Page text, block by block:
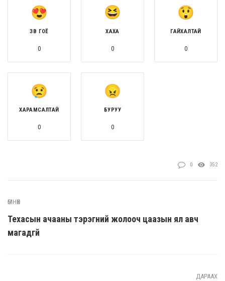
ЗӨВ ГОЁ
0
ХАХА
0
ГАЙХАЛТАЙ
0
ХАРАМСАЛТАЙ
0
БУРУУ
0
0 352
ӨМНӨХ
Техасын ачааны тэрэгний жолооч цаазын ял авч
магадгүй
ДАРААХ